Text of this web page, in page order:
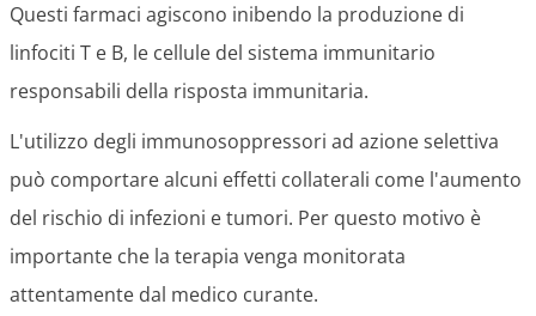
Questi farmaci agiscono inibendo la produzione di
linfociti T e B, le cellule del sistema immunitario
responsabili della risposta immunitaria.
L'utilizzo degli immunosoppressori ad azione selettiva
può comportare alcuni effetti collaterali come l'aumento
del rischio di infezioni e tumori. Per questo motivo è
importante che la terapia venga monitorata
attentamente dal medico curante.